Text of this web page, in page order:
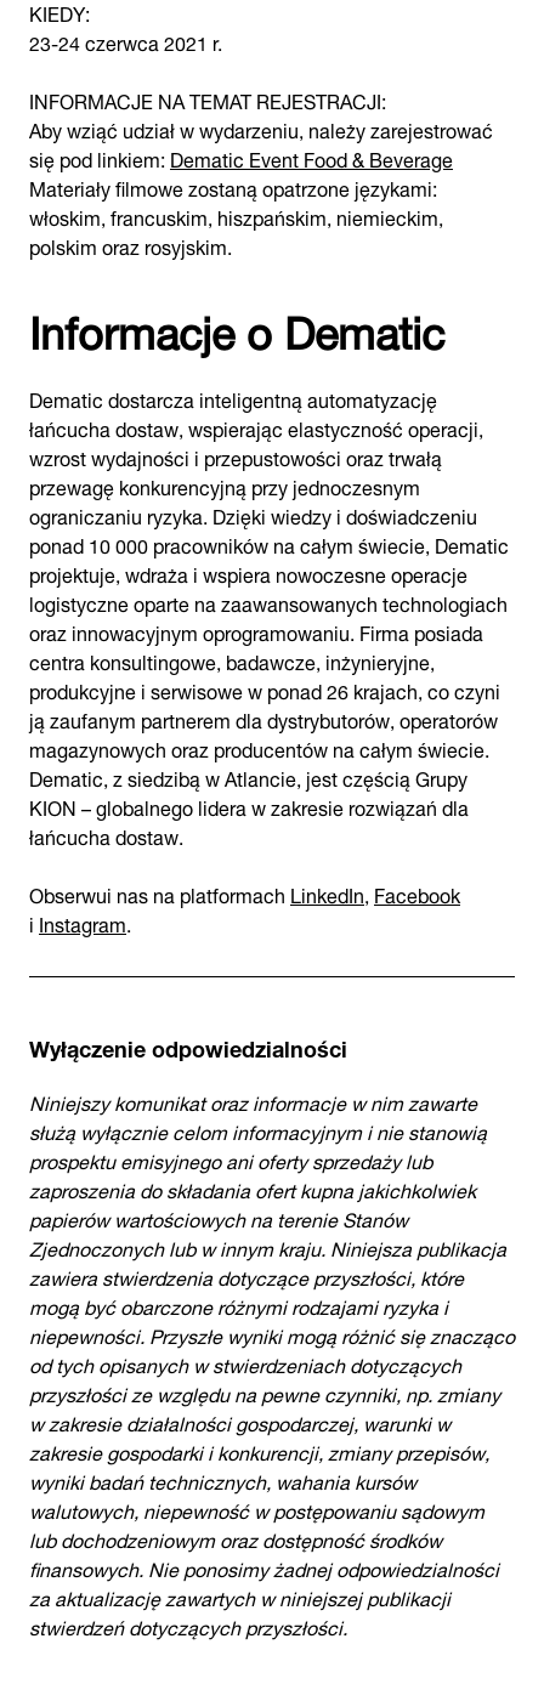
KIEDY:
23-24 czerwca 2021 r.
INFORMACJE NA TEMAT REJESTRACJI:
Aby wziąć udział w wydarzeniu, należy zarejestrować
się pod linkiem:Dematic Event Food & Beverage
Materiały filmowe zostaną opatrzone językami:
włoskim, francuskim, hiszpańskim, niemieckim,
polskim oraz rosyjskim.
Informacje o Dematic
Dematic dostarcza inteligentną automatyzację
łańcucha dostaw, wspierając elastyczność operacji,
wzrost wydajności i przepustowości oraz trwałą
przewagę konkurencyjną przy jednoczesnym
ograniczaniu ryzyka. Dzięki wiedzy i doświadczeniu
ponad 10 000 pracowników na całym świecie, Dematic
projektuje, wdraża i wspiera nowoczesne operacje
logistyczne oparte na zaawansowanych technologiach
oraz innowacyjnym oprogramowaniu. Firma posiada
centra konsultingowe, badawcze, inżynieryjne,
produkcyjne i serwisowe w ponad 26 krajach, co czyni
ją zaufanym partnerem dla dystrybutorów, operatorów
magazynowych oraz producentów na całym świecie.
Dematic, z siedzibą w Atlancie, jest częścią Grupy
KION – globalnego lidera w zakresie rozwiązań dla
łańcucha dostaw.
Obserwuj nas na platformachLinkedIn,Facebook
iInstagram.
Wyłączenie odpowiedzialności
Niniejszy komunikat oraz informacje w nim zawarte
służą wyłącznie celom informacyjnym i nie stanowią
prospektu emisyjnego ani oferty sprzedaży lub
zaproszenia do składania ofert kupna jakichkolwiek
papierów wartościowych na terenie Stanów
Zjednoczonych lub w innym kraju. Niniejsza publikacja
zawiera stwierdzenia dotyczące przyszłości, które
mogą być obarczone różnymi rodzajami ryzyka i
niepewności. Przyszłe wyniki mogą różnić się znacząco
od tych opisanych w stwierdzeniach dotyczących
przyszłości ze względu na pewne czynniki, np. zmiany
w zakresie działalności gospodarczej, warunki w
zakresie gospodarki i konkurencji, zmiany przepisów,
wyniki badań technicznych, wahania kursów
walutowych, niepewność w postępowaniu sądowym
lub dochodzeniowym oraz dostępność środków
finansowych. Nie ponosimy żadnej odpowiedzialności
za aktualizację zawartych w niniejszej publikacji
stwierdzeń dotyczących przyszłości.